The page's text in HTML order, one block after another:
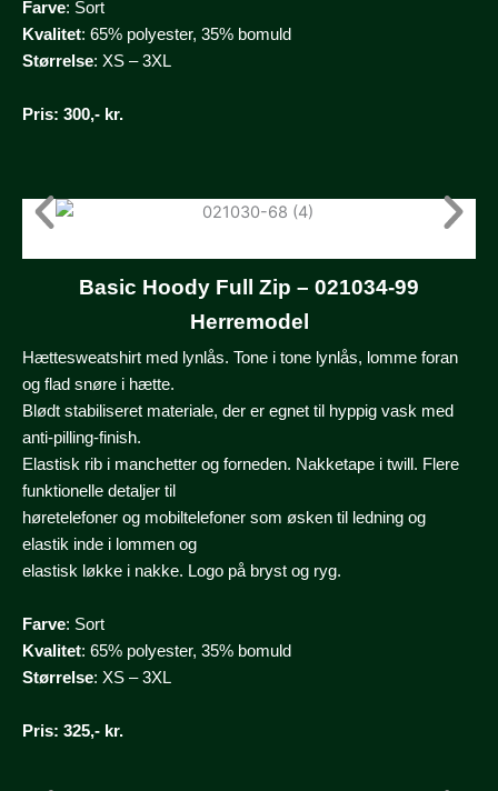
Farve: Sort
Kvalitet: 65% polyester, 35% bomuld
Størrelse: XS – 3XL
Pris: 300,- kr.
Basic Hoody Full Zip – 021034-99
Herremodel
Hættesweatshirt med lynlås. Tone i tone lynlås, lomme foran
og flad snøre i hætte.
Blødt stabiliseret materiale, der er egnet til hyppig vask med
anti-pilling-finish.
Elastisk rib i manchetter og forneden. Nakketape i twill. Flere
funktionelle detaljer til
høretelefoner og mobiltelefoner som øsken til ledning og
elastik inde i lommen og
elastisk løkke i nakke. Logo på bryst og ryg.
Farve: Sort
Kvalitet: 65% polyester, 35% bomuld
Størrelse: XS – 3XL
Pris: 325,- kr.